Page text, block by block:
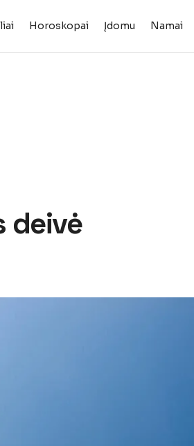
Horoskopai Įdomu Namai
deivė